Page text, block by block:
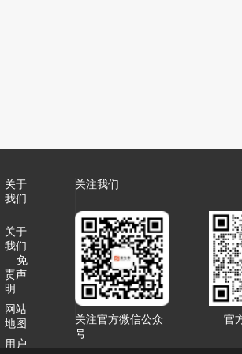
关于
我们
关于
我们
免
责声
明
网站
地图
用户
关注我们
关注官方微信公众
号
官